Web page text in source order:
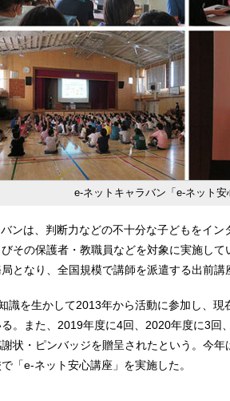
e-ネットキャラバン「e-ネット
ンは、判断力などの不十分な子どもをイ
その保護者・教職員などを対象に実施し
となり、全国規模で講師を派遣する出前講
識を生かして2013年から活動に参加し、
。また、2019年度に4回、2020年度に3回
状・ピンバッジを贈呈されたという。今
「e-ネット安心講座」を実施した。